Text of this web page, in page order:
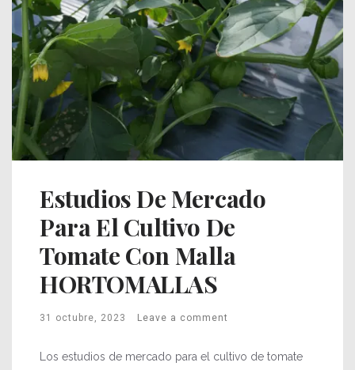
Estudios De Mercado
Para El Cultivo De
Tomate Con Malla
HORTOMALLAS
31 octubre, 2023 Leave a comment
Los estudios de mercado para el cultivo de tomate